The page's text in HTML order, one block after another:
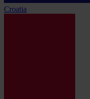
Croatia